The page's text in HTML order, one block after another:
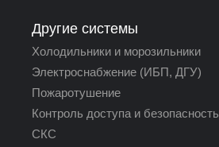
Другие системы
Холодильники и морозильники
Электроснабжение (ИБП, ДГУ)
Пожаротушение
Контроль доступа и безопасность
СКС